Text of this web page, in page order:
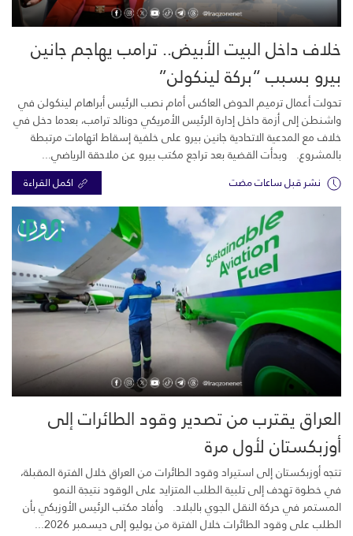
خلاف داخل البيت الأبيض.. ترامب يهاجم جانين
بيرو بسبب “بركة لينكولن”
تحولت أعمال ترميم الحوض العاكس أمام نصب الرئيس أبراهام لينكولن في
واشنطن إلى أزمة داخل إدارة الرئيس الأمريكي دونالد ترامب، بعدما دخل في
خلاف مع المدعية الاتحادية جانين بيرو على خلفية إسقاط اتهامات مرتبطة
بالمشروع. وبدأت القضية بعد تراجع مكتب بيرو عن ملاحقة الرياضي...
نشر قبل ساعات مضت اكمل القراءة
العراق يقترب من تصدير وقود الطائرات إلى
أوزبكستان لأول مرة
تتجه أوزبكستان إلى استيراد وقود الطائرات من العراق خلال الفترة المقبلة،
في خطوة تهدف إلى تلبية الطلب المتزايد على الوقود نتيجة النمو
المستمر في حركة النقل الجوي بالبلاد. وأفاد مكتب الرئيس الأوزبكي بأن
الطلب على وقود الطائرات خلال الفترة من يوليو إلى ديسمبر 2026...